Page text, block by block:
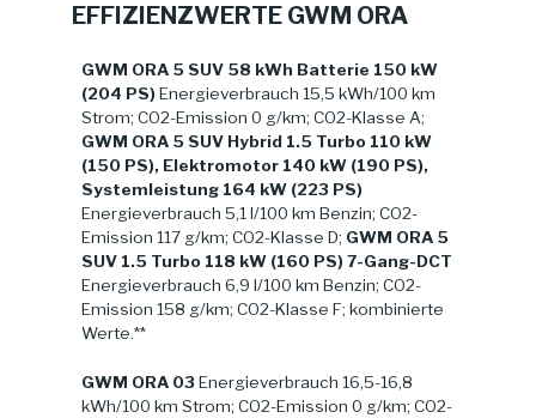
EFFIZIENZWERTE GWM ORA
GWM ORA 5 SUV 58 kWh Batterie 150 kW
(204 PS) Energieverbrauch 15,5 kWh/100 km
Strom; CO2-Emission 0 g/km; CO2-Klasse A;
GWM ORA 5 SUV Hybrid 1.5 Turbo 110 kW
(150 PS), Elektromotor 140 kW (190 PS),
Systemleistung 164 kW (223 PS)
Energieverbrauch 5,1 l/100 km Benzin; CO2-
Emission 117 g/km; CO2-Klasse D; GWM ORA 5
SUV 1.5 Turbo 118 kW (160 PS) 7-Gang-DCT
Energieverbrauch 6,9 l/100 km Benzin; CO2-
Emission 158 g/km; CO2-Klasse F; kombinierte
Werte.**
GWM ORA 03 Energieverbrauch 16,5-16,8
kWh/100 km Strom; CO2-Emission 0 g/km; CO2-